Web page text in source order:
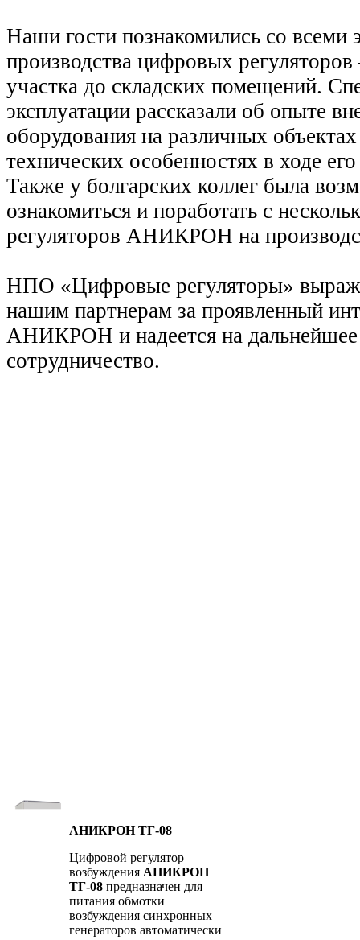
Наши гости познакомились со всеми
производства цифровых
участка до складских помещений.
эксплуатации рассказали об опыте
оборудования на различных
технических особенностях в ходе
Также у болгарских коллег была
ознакомиться и поработать с
регуляторов АНИКРОН на
НПО «Цифровые регуляторы»
нашим партнерам за проявленный
АНИКРОН и надеется на дальнейшее
сотрудничество.
АНИКРОН ТГ-08
Цифровой регулятор
возбуждения АНИКРОН
ТГ-08 предназначен для
питания обмотки
возбуждения синхронных
генераторов автоматически